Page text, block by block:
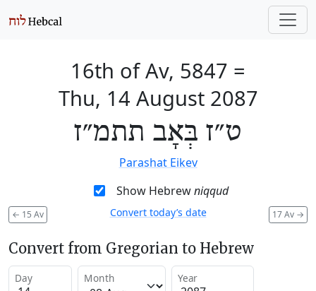
16th of Av, 5847 =
Thu, 14 August 2087
ט״ז בְּאָב תתמ״ז
Parashat Eikev
Show Hebrewniqqud
← 15 Av 17 Av →
Convert today’s date
Convert from Gregorian to Hebrew
Day Month Year